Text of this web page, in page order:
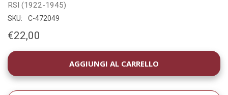
RSI (1922-1945)
SKU: C-472049
€22,00
DISPONIBILITÀ
ATTUALE: